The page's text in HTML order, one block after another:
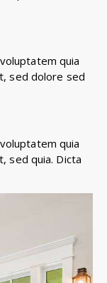
quia
sed dolore sed
quia
sed quia. Dicta